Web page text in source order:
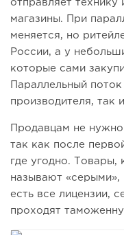
отправляет
магазины. При
меняется, но
России, а у
которые сами
Параллельный
производителя, так
Продавцам не
так как после
где угодно. Товары,
называют «серыми»,
есть все лицензии,
проходят